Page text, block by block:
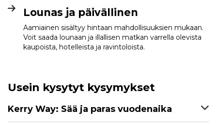
Lounas ja päivällinen
Aamiainen sisältyy hintaan mahdollisuuksien mukaan.
Voit saada lounaan ja illallisen matkan varrella olevista
kaupoista, hotelleista ja ravintoloista.
Usein kysytyt kysymykset
Kerry Way: Sää ja paras vuodenaika